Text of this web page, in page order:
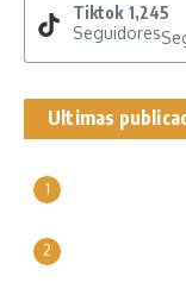
Tiktok 1,245
Seguidores
Ultimas
1
2